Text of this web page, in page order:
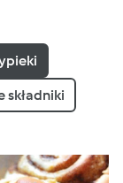
składniki